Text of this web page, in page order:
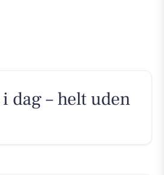
dag – helt uden